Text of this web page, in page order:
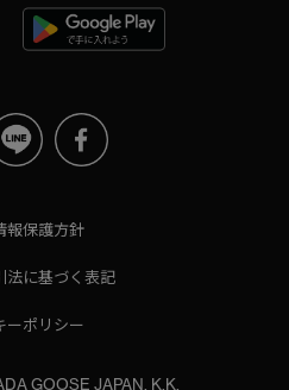
報保護方針
法に基づく表記
ーポリシー
GOOSE JAPAN, K.K.